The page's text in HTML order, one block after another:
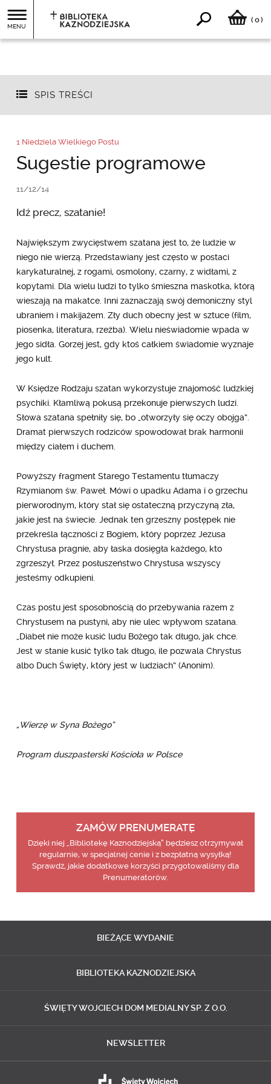
MENU
( 0)
SPIS TREŚCI
1 Niedziela Wielkiego Postu
Sugestie programowe
11/12/14
Idź precz, szatanie!
Największym zwycięstwem szatana jest to, że ludzie w
niego nie wierzą. Przedstawiany jest często w postaci
karykaturalnej, z rogami, osmolony, czarny, z widłami, z
kopytami. Dla wielu ludzi to tylko śmieszna maskotka, którą
wieszają na makatce. Inni zaznaczają swój demoniczny styl
ubraniem i makijażem. Zły duch obecny jest w sztuce (film,
piosenka, literatura, rzeźba). Wielu nieświadomie wpada w
jego sidła. Gorzej jest, gdy ktoś całkiem świadomie wyznaje
jego kult.
W Księdze Rodzaju szatan wykorzystuje znajomość ludzkiej
psychiki. Kłamliwą pokusą przekonuje pierwszych ludzi.
Słowa szatana spełniły się, bo „otworzyły się oczy obojga”.
Dramat pierwszych rodziców spowodował brak harmonii
między ciałem i duchem.
Powyższy fragment Starego Testamentu tłumaczy
Rzymianom św. Paweł. Mówi o upadku Adama i o grzechu
pierworodnym, który stał się ostateczną przyczyną zła,
jakie jest na świecie. Jednak ten grzeszny postępek nie
przekreśla łączności z Bogiem, który poprzez Jezusa
Chrystusa pragnie, aby łaska dosięgła każdego, kto
zgrzeszył. Przez posłuszeństwo Chrystusa wszyscy
jesteśmy odkupieni.
Czas postu jest sposobnością do przebywania razem z
Chrystusem na pustyni, aby nie ulec wpływom szatana.
„Diabeł nie może kusić ludu Bożego tak długo, jak chce.
Jest w stanie kusić tylko tak długo, ile pozwala Chrystus
albo Duch Święty, który jest w ludziach” (Anonim).
„Wierzę w Syna Bożego”
Program duszpasterski Kościoła w Polsce
ZAMÓW PRENUMERATĘ
Dzięki niej „Bibliotekę Kaznodziejską” będziesz otrzymywał
regularnie, w specjalnej cenie i z bezpłatną wysyłką!
Sprawdź, jakie dodatkowe korzyści przygotowaliśmy dla
Prenumeratorów.
BIEŻĄCE WYDANIE
BIBLIOTEKA KAZNODZIEJSKA
ŚWIĘTY WOJCIECH DOM MEDIALNY SP. Z O.O.
NEWSLETTER